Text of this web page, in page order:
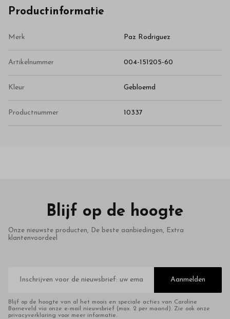
Productinformatie
Merk Paz Rodriguez
Artikelnummer 004-151205-60
Kleur Gebloemd
Productnummer 10337
Blijf op de hoogte
Onze nieuwste producten, De beste aanbiedingen, Extra
klantenvoordeel
mailadres
Aanmelden
Blijf op de hoogte van al het moois en speciale acties van Caroline
Barneveld via onze e-mail nieuwsbrief (max. 2 per maand). Zie ook onze
privacyverklaring voor meer informatie.